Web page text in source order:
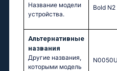
Название модели
устройства.
Bold N2
Альтернативные
названия
Другие названия,
которыми модель